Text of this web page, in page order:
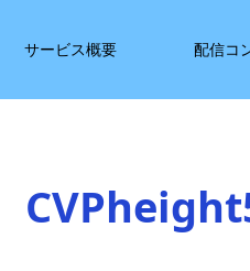
サービス概要 配信コ